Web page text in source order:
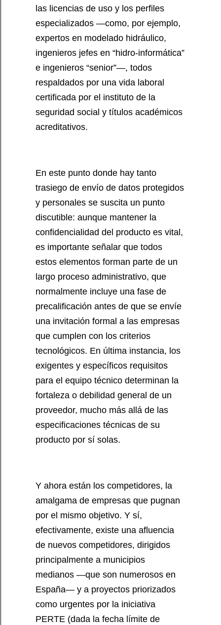
las licencias de uso y los perfiles
especializados —como, por ejemplo,
expertos en modelado hidráulico,
ingenieros jefes en “hidro-informática”
e ingenieros “senior”—, todos
respaldados por una vida laboral
certificada por el instituto de la
seguridad social y títulos académicos
acreditativos.
En este punto donde hay tanto
trasiego de envío de datos protegidos
y personales se suscita un punto
discutible: aunque mantener la
confidencialidad del producto es vital,
es importante señalar que todos
estos elementos forman parte de un
largo proceso administrativo, que
normalmente incluye una fase de
precalificación antes de que se envíe
una invitación formal a las empresas
que cumplen con los criterios
tecnológicos. En última instancia, los
exigentes y específicos requisitos
para el equipo técnico determinan la
fortaleza o debilidad general de un
proveedor, mucho más allá de las
especificaciones técnicas de su
producto por sí solas.
Y ahora están los competidores, la
amalgama de empresas que pugnan
por el mismo objetivo. Y sí,
efectivamente, existe una afluencia
de nuevos competidores, dirigidos
principalmente a municipios
medianos —que son numerosos en
España— y a proyectos priorizados
como urgentes por la iniciativa
PERTE (dada la fecha límite de